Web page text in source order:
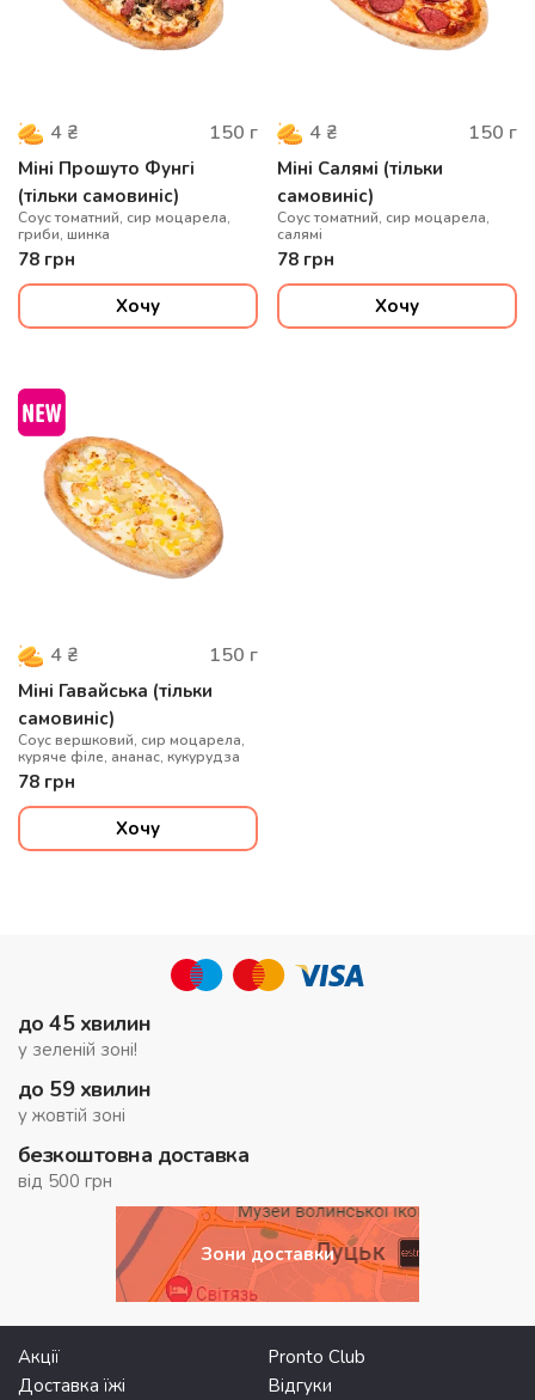
4 ₴ 150 г
Міні Прошуто Фунгі
(тільки самовиніс)
Соус томатний, сир моцарела,
гриби, шинка
78 грн
Хочу
4 ₴ 150 г
Міні Салямі (тільки
самовиніс)
Соус томатний, сир моцарела,
салямі
78 грн
Хочу
4 ₴ 150 г
Міні Гавайська (тільки
самовиніс)
Соус вершковий, сир моцарела,
куряче філе, ананас, кукурудза
78 грн
Хочу
до 45 хвилин
у зеленій зоні!
до 59 хвилин
у жовтій зоні
безкоштовна доставка
від 500 грн
Зони доставки
Акції
Pronto Club
Доставка їжі
Відгуки